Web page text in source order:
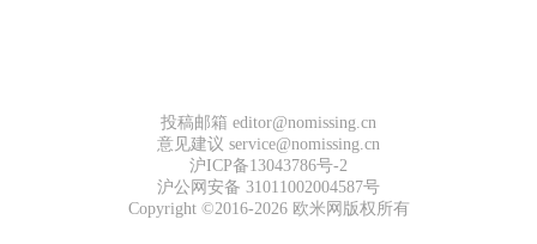
投稿邮箱 editor@nomissing.cn
意见建议 service@nomissing.cn
沪ICP备13043786号-2
沪公网安备 31011002004587号
Copyright ©2016-2026 欧米网版权所有